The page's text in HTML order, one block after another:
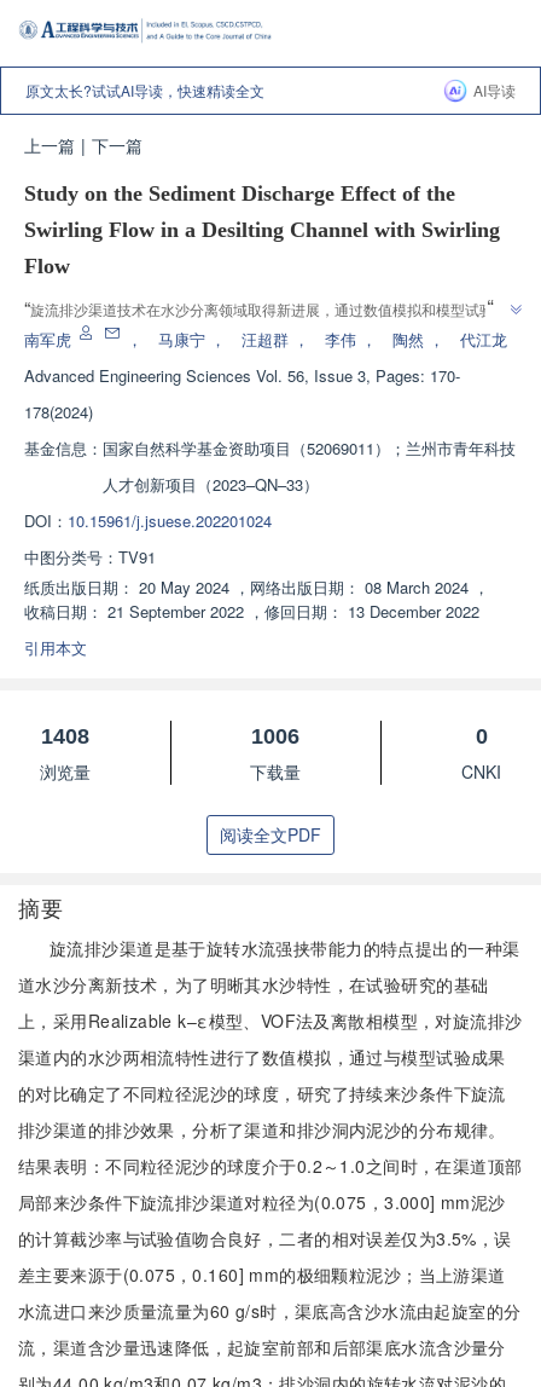
原文太长?试试AI导读，快速精读全文 AI导读
上一篇 | 下一篇
Study on the Sediment Discharge Effect of the
Swirling Flow in a Desilting Channel with Swirling
Flow
“旋流排沙渠道技术在水沙分离领域取得新进展，通过数值模拟和模型试验，
验证了其高效连续排沙能力，为工程应用和水沙特性研究提供有益参考。”
”
南军虎 ， 马康宁 ， 汪超群 ， 李伟 ， 陶然 ，
代江龙
Advanced Engineering Sciences Vol. 56, Issue 3, Pages: 170-
178(2024)
基金信息： 国家自然科学基金资助项目（52069011）；兰州市青年科技
人才创新项目（2023–QN–33）
DOI： 10.15961/j.jsuese.202201024
中图分类号： TV91
纸质出版日期： 20 May 2024 ， 网络出版日期： 08 March 2024 ，
收稿日期： 21 September 2022 ， 修回日期： 13 December 2022
引用本文
1408
浏览量
1006
下载量
0
CNKI
阅读全文PDF
摘要
旋流排沙渠道是基于旋转水流强挟带能力的特点提出的一种渠
道水沙分离新技术，为了明晰其水沙特性，在试验研究的基础
上，采用Realizable k–ε模型、VOF法及离散相模型，对旋流排沙
渠道内的水沙两相流特性进行了数值模拟，通过与模型试验成果
的对比确定了不同粒径泥沙的球度，研究了持续来沙条件下旋流
排沙渠道的排沙效果，分析了渠道和排沙洞内泥沙的分布规律。
结果表明：不同粒径泥沙的球度介于0.2～1.0之间时，在渠道顶部
局部来沙条件下旋流排沙渠道对粒径为(0.075，3.000] mm泥沙
的计算截沙率与试验值吻合良好，二者的相对误差仅为3.5%，误
差主要来源于(0.075，0.160] mm的极细颗粒泥沙；当上游渠道
水流进口来沙质量流量为60 g/s时，渠底高含沙水流由起旋室的分
流，渠道含沙量迅速降低，起旋室前部和后部渠底水流含沙量分